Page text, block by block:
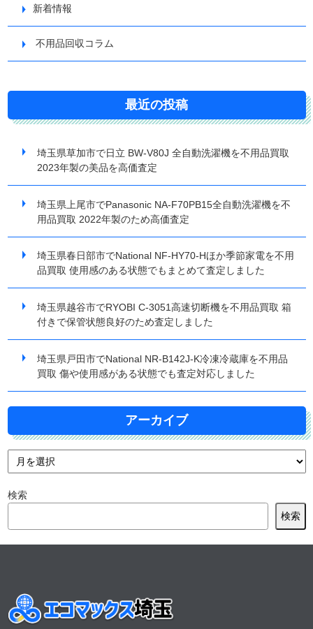
新着情報
不用品回収コラム
最近の投稿
埼玉県草加市で日立 BW-V80J 全自動洗濯機を不用品買取
2023年製の美品を高価査定
埼玉県上尾市でPanasonic NA-F70PB15全自動洗濯機を不
用品買取 2022年製のため高価査定
埼玉県春日部市でNational NF-HY70-Hほか季節家電を不用
品買取 使用感のある状態でもまとめて査定しました
埼玉県越谷市でRYOBI C-3051高速切断機を不用品買取 箱
付きで保管状態良好のため査定しました
埼玉県戸田市でNational NR-B142J-K冷凍冷蔵庫を不用品
買取 傷や使用感がある状態でも査定対応しました
アーカイブ
検索
検索